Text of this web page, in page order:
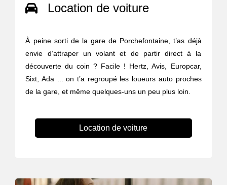
Location de voiture
À peine sorti de la gare de Porchefontaine, t’as déjà
envie d’attraper un volant et de partir direct à la
découverte du coin ? Facile ! Hertz, Avis, Europcar,
Sixt, Ada ... on t’a regroupé les loueurs auto proches
de la gare, et même quelques-uns un peu plus loin.
Location de voiture